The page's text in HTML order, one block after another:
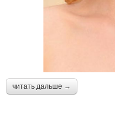
читать дальше →